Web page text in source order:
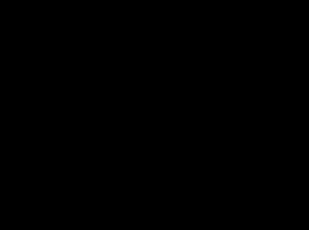
となっており、テクノロジー・エコシステ
れるとともに、人事に関する新しい分析情